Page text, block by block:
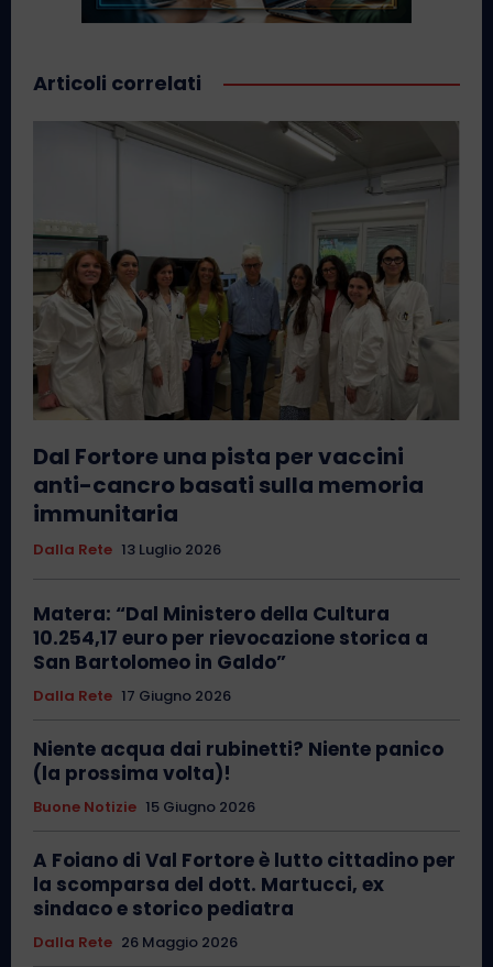
Articoli correlati
Dal Fortore una pista per vaccini
anti-cancro basati sulla memoria
immunitaria
Dalla Rete 13 Luglio 2026
Matera: “Dal Ministero della Cultura
10.254,17 euro per rievocazione storica a
San Bartolomeo in Galdo”
Dalla Rete 17 Giugno 2026
Niente acqua dai rubinetti? Niente panico
(la prossima volta)!
Buone Notizie 15 Giugno 2026
A Foiano di Val Fortore è lutto cittadino per
la scomparsa del dott. Martucci, ex
sindaco e storico pediatra
Dalla Rete 26 Maggio 2026